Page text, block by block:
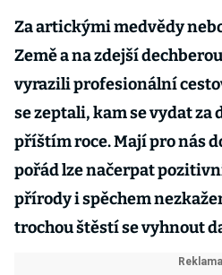
Za artickými medvědy
Země a na zdejší
vyrazili profesionální
se zeptali, kam se vydat
příštím roce. Mají pro nás
pořád lze načerpat
přírody i spěchem
trochou štěstí se vyhnout